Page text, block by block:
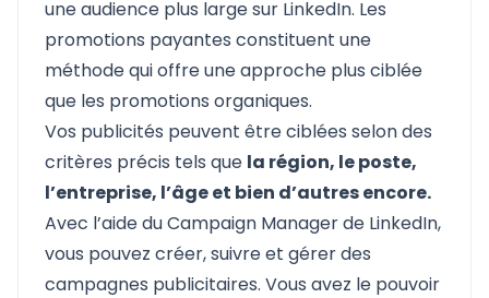
une audience plus large sur LinkedIn. Les
promotions payantes constituent une
méthode qui offre une approche plus ciblée
que les promotions organiques.
Vos publicités peuvent être ciblées selon des
critères précis tels que la région, le poste,
l’entreprise, l’âge et bien d’autres encore.
Avec l’aide du Campaign Manager de LinkedIn,
vous pouvez créer, suivre et gérer des
campagnes publicitaires. Vous avez le pouvoir